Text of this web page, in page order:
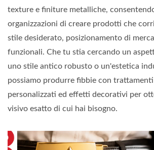
texture e finiture metalliche,
organizzazioni di creare prodotti che
stile desiderato, posizionamento di
funzionali. Che tu stia cercando un
uno stile antico robusto o un'estetica
possiamo produrre fibbie con
personalizzati ed effetti decorativi per
visivo esatto di cui hai bisogno.